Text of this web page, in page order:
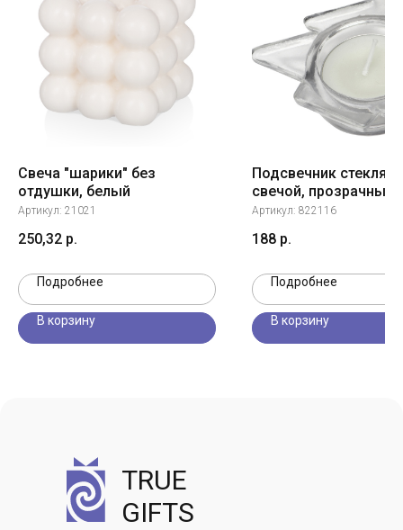
Свеча "шарики" без
отдушки, белый
Артикул: 21021
250,32 р.
Подробнее
В корзину
Подсвечник
свечой, прозрачный
Артикул: 822116
188 р.
Подробнее
В корзину
TRUE
GIFTS